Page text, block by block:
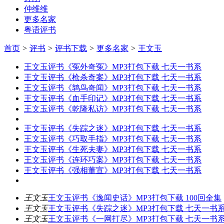
仲维维
更多名家
粤语评书
首页 > 评书 > 评书下载 > 更多名家 > 王文玉
王文玉评书《冤外奇冤》MP3打包下载 七天一书系
王文玉评书《枪杀奇案》MP3打包下载 七天一书系
王文玉评书《鹑鸟奇闻》MP3打包下载 七天一书系
王文玉评书《血手印记》MP3打包下载 七天一书系
王文玉评书《乾隆私访》MP3打包下载 七天一书系
王文玉评书《失踪之迷》MP3打包下载 七天一书系
王文玉评书《巧取手指》MP3打包下载 七天一书系
王文玉评书《生死夫妻》MP3打包下载 七天一书系
王文玉评书《连环巧案》MP3打包下载 七天一书系
王文玉评书《强相董宣》MP3打包下载 七天一书系
王文玉王文玉评书《逸闻史话》MP3打包下载 100回全集
王文玉王文玉评书《失踪之迷》MP3打包下载 七天一书
王文玉王文玉评书《一网打尽》MP3打包下载 七天一书